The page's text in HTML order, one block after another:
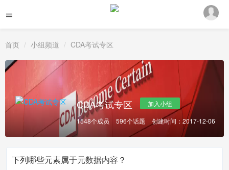
首页 小组频道 CDA考试专区
CDA考试专区
加入小组
1548个成员
596个话题 创建时间：2017-12-06
下列哪些元素属于元数据内容？